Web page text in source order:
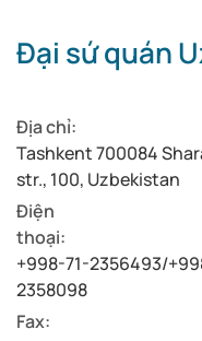
Đại sứ quán
Địa chỉ:
Tashkent 700084
str., 100, Uzbekistan
Điện
thoại:
+998-71-2356493/
2358098
Fax: